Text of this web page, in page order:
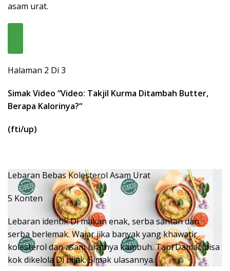
asam urat.
Halaman 2 Di 3
Simak Video “Video: Takjil Kurma Ditambah Butter,
Berapa Kalorinya?“
(fti/up)
Lebaran Bebas Kolesterol Asam Urat
5 Konten
Lebaran identik Di makan enak, serba santan dan
serba berlemak. Wajar jika banyak yang khawatir
kolesterol dan asam uratnya kambuh. Tapi Damai, bisa
kok dikelola Di bijak. Simak ulasannya.